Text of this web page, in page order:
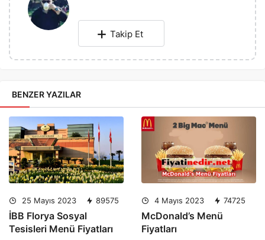
Takip Et
BENZER YAZILAR
25 Mayıs 2023 89575
İBB Florya Sosyal
Tesisleri Menü Fiyatları
4 Mayıs 2023 74725
McDonald’s Menü
Fiyatları